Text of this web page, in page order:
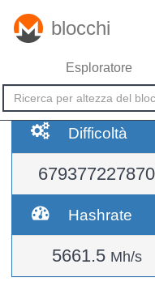
blocchi
Esploratore
Difficoltà
679377227870
Hashrate
5661.5 Mh/s